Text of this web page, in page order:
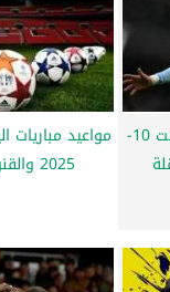
مواعيد مباريات اليوم السبت 10-
2025 والقنوات الناقلة